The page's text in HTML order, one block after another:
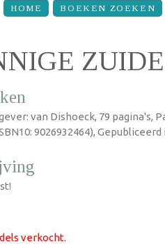
HOME BOEKEN ZOEKEN
van Dishoeck, 79 pagina's,
9026932464), Gepubliceerd
verkocht.